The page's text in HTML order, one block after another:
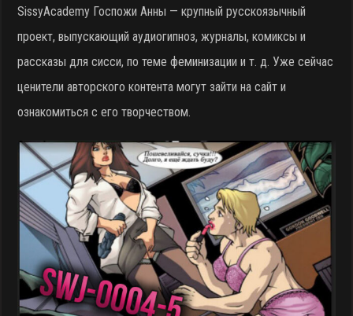
SissyAcademy Госпожи Анны — крупный русскоязычный
проект, выпускающий аудиогипноз, журналы, комиксы и
рассказы для сисси, по теме феминизации и т. д. Уже сейчас
ценители авторского контента могут зайти на сайт и
ознакомиться с его творчеством.